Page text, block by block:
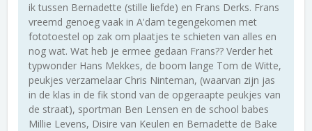
ik tussen Bernadette (stille liefde) en Frans Derks. Frans
vreemd genoeg vaak in A'dam tegengekomen met
fototoestel op zak om plaatjes te schieten van alles en
nog wat. Wat heb je ermee gedaan Frans?? Verder het
typwonder Hans Mekkes, de boom lange Tom de Witte,
peukjes verzamelaar Chris Ninteman, (waarvan zijn jas
in de klas in de fik stond van de opgeraapte peukjes van
de straat), sportman Ben Lensen en de school babes
Millie Levens, Disire van Keulen en Bernadette de Bake